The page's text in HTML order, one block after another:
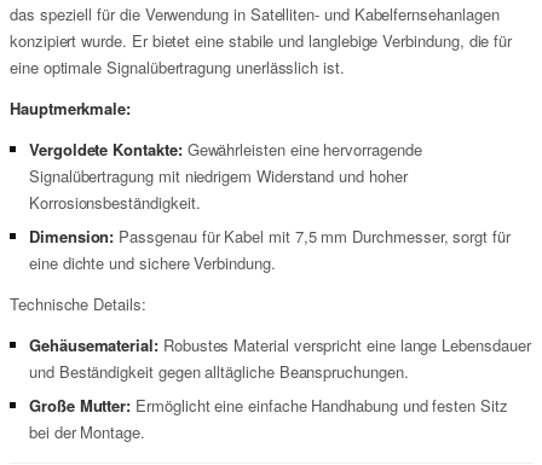
das speziell für die Verwendung in Satelliten- und Kabelfernsehanlagen
konzipiert wurde. Er bietet eine stabile und langlebige Verbindung, die für
eine optimale Signalübertragung unerlässlich ist.
Hauptmerkmale:
Vergoldete Kontakte:Gewährleisten eine hervorragende
Signalübertragung mit niedrigem Widerstand und hoher
Korrosionsbeständigkeit.
Dimension: Passgenau für Kabel mit 7,5 mm Durchmesser, sorgt für
eine dichte und sichere Verbindung.
Technische Details:
Gehäusematerial:Robustes Material verspricht eine lange Lebensdauer
und Beständigkeit gegen alltägliche Beanspruchungen.
Große Mutter: Ermöglicht eine einfache Handhabung und festen Sitz
bei der Montage.